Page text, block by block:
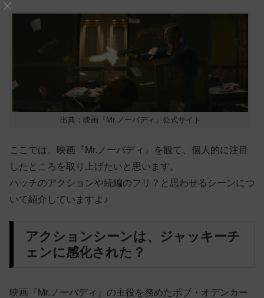
出典：映画『Mr.ノーバディ』公式サイト
ここでは、映画『Mr.ノーバディ』を観て、個人的に注目
したところを取り上げたいと思います。
ハッチのアクションや続編のフリ？と思わせるシーンにつ
いて紹介していますよ♪
アクションシーンは、ジャッキーチ
ェンに感化された？
映画『Mr.ノーバディ』の主役を務めたボブ・オデンカー